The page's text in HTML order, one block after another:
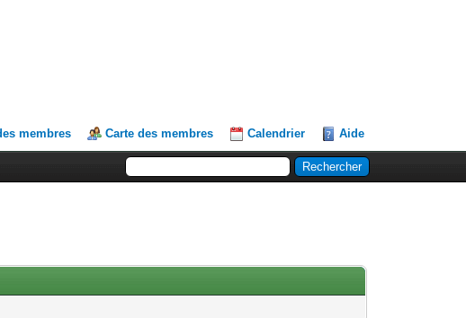
membres Carte des membres Calendrier Aide